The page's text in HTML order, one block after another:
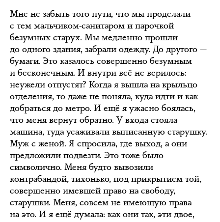
Мне не забыть того пути, что мы проделали
с тем мальчиком-санитаром и парочкой
безумных старух. Мы медленно прошли
до одного здания, забрали одежду. До другого —
бумаги. Это казалось совершенно безумным
и бесконечным. И внутри всё не верилось:
неужели отпустят? Когда я вышла на крыльцо
отделения, то даже не поняла, куда идти и как
добраться до метро. И ещё я ужасно боялась,
что меня вернут обратно. У входа стояла
машина, туда усаживали выписанную старушку.
Муж с женой. Я спросила, где выход, а они
предложили подвезти. Это тоже было
символично. Меня будто вывозили
контрабандой, тихонько, под прикрытием той,
совершенно имевшей право на свободу,
старушки. Меня, совсем не имеющую права
на это. И я ещё думала: как они так, эти двое,